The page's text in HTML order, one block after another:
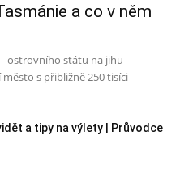
a co v něm
ostrovního státu na jihu
s přibližně 250 tisíci
a tipy na výlety | Průvodce